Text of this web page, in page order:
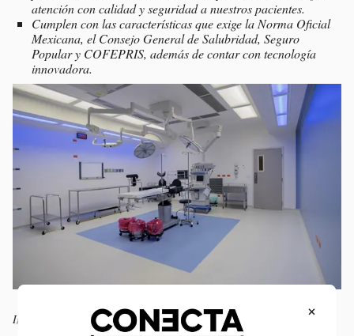
atención con calidad y seguridad a nuestros pacientes.
Cumplen con las características que exige la Norma Oficial
Mexicana, el Consejo General de Salubridad, Seguro
Popular y COFEPRIS, además de contar con tecnología
innovadora.
Imagen de uno de los cinco quirófanos que se inauguraron. ×